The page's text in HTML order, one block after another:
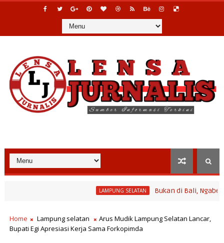
LAMPUNG SELATAN Bukan di Bali, Ngaben
Home Lampung selatan
Arus Mudik Lampung Selatan Lancar,
Bupati Egi Apresiasi Kerja Sama Forkopimda